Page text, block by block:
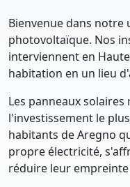
Bienvenue dans notre
photovoltaïque. Nos
interviennent en
habitation en un lieu
Les panneaux
l'investissement le
habitants de Aregno
propre électricité,
réduire leur